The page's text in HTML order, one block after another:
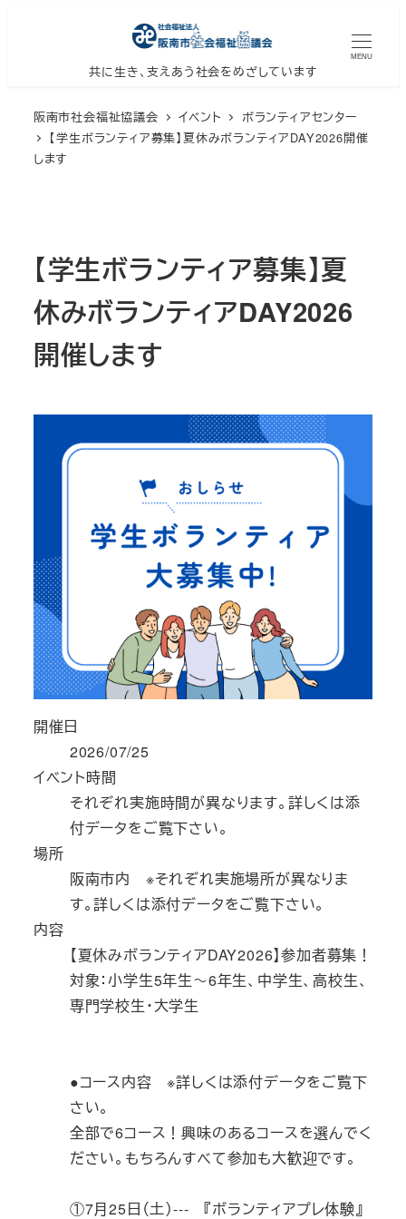
共に生き、支えあう社会をめざしています
MENU
阪南市社会福祉協議会 イベント
ボランティアセンター
【学生ボランティア募集】夏休みボランティアDAY2026開催
します
【学生ボランティア募集】夏
休みボランティアDAY2026
開催します
開催日
2026/07/25
イベント時間
それぞれ実施時間が異なります。詳しくは添
付データをご覧下さい。
場所
阪南市内 ※それぞれ実施場所が異なりま
す。詳しくは添付データをご覧下さい。
内容
【夏休みボランティアDAY2026】参加者募集！
対象：小学生5年生～6年生、中学生、高校生、
専門学校生・大学生
●コース内容 ※詳しくは添付データをご覧下
さい。
全部で6コース！興味のあるコースを選んでく
ださい。もちろんすべて参加も大歓迎です。
①7月25日（土）--- 『ボランティアプレ体験』